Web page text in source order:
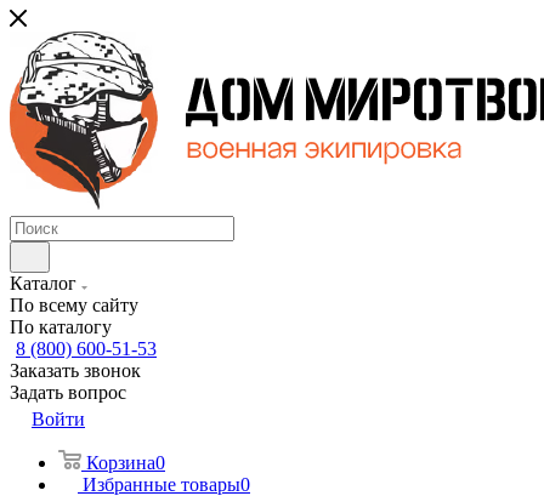
Каталог
По всему сайту
По каталогу
8 (800) 600-51-53
Заказать звонок
Задать вопрос
Войти
Корзина0
Избранные товары0